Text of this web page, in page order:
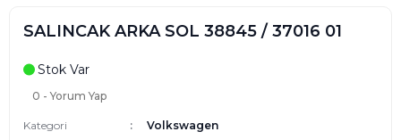
SALINCAK ARKA SOL 38845 / 37016 01
Stok Var
0 - Yorum Yap
Kategori
Volkswagen